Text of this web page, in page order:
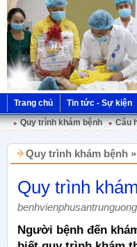
Trang chủ Tin tức - Sự kiện
Quy trình khám bệnh
Câu
Quy trình khám bệnh
Quy trình
Người bệnh đến